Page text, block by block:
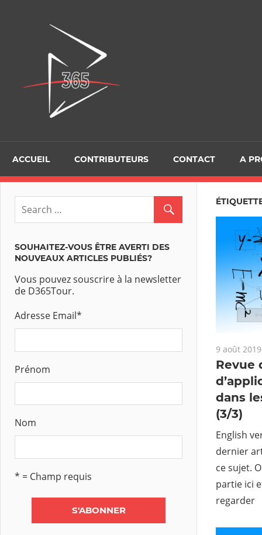
ACCUEIL CONTRIBUTEURS CONTACT A
9 août 2019
Revue
dans
(3/3)
English
dernier
ce sujet.
partie ici
regarder
SOUHAITEZ-VOUS ÊTRE AVERTI DES
NOUVEAUX ARTICLES PUBLIÉS?
Vous pouvez souscrire à la newsletter
de D365Tour.
Adresse Email*
Prénom
Nom
* = Champ requis